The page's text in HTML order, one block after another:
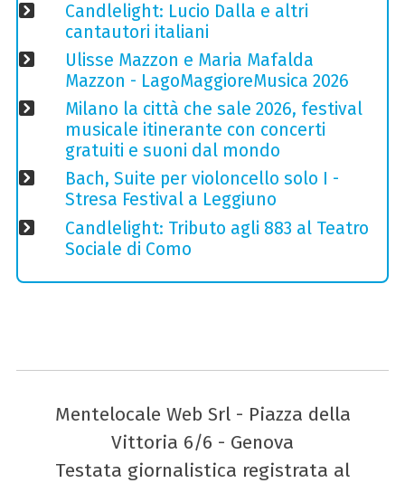
Candlelight: Lucio Dalla e altri
cantautori italiani
Ulisse Mazzon e Maria Mafalda
Mazzon - LagoMaggioreMusica 2026
Milano la città che sale 2026, festival
musicale itinerante con concerti
gratuiti e suoni dal mondo
Bach, Suite per violoncello solo I -
Stresa Festival a Leggiuno
Candlelight: Tributo agli 883 al Teatro
Sociale di Como
Mentelocale Web Srl - Piazza della
Vittoria 6/6 - Genova
Testata giornalistica registrata al